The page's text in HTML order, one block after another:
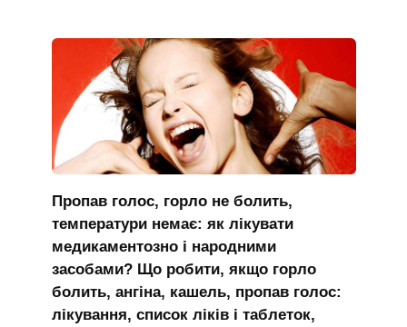
Пропав голос, горло не болить,
температури немає: як лікувати
медикаментозно і народними
засобами? Що робити, якщо горло
болить, ангіна, кашель, пропав голос:
лікування, список ліків і таблеток,